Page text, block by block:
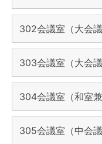
302会議室（大会議
303会議室（大会議
304会議室（和室兼
305会議室（中会議